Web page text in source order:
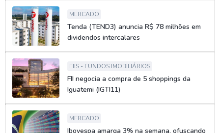
MERCADO
Tenda (TEND3) anuncia R$ 78 milhões em
dividendos intercalares
FIIS - FUNDOS IMOBILIÁRIOS
FII negocia a compra de 5 shoppings da
Iguatemi (IGTI11)
MERCADO
Ibovespa amarga 3% na semana, ofuscando